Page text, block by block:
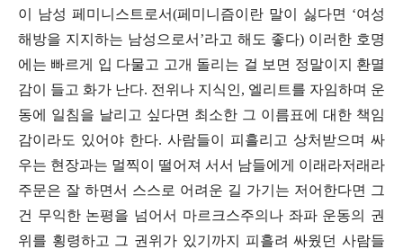
이 남성 페미니스트로서(페미니즘이란 말이 싫다면 ‘여성
해방을 지지하는 남성으로서 ’라고 해도 좋다) 이러한 호명
에는 빠르게 입 다물고 고개 돌리는 걸 보면 정말이지 환멸
감이 들고 화가 난다. 전위나 지식인, 엘리트를 자임하며 운
동에 일침을 날리고 싶다면 최소한 그 이름표에 대한 책임
감이라도 있어야 한다. 사람들이 피흘리고 상처받으며 싸
우는 현장과는 멀찍이 떨어져 서서 남들에게 이래라저래라
주문은 잘 하면서 스스로 어려운 길 가기는 저어한다면 그
건 무익한 논평을 넘어서 마르크스주의나 좌파 운동의 권
위를 횡령하고 그 권위가 있기까지 피흘려 싸웠던 사람들